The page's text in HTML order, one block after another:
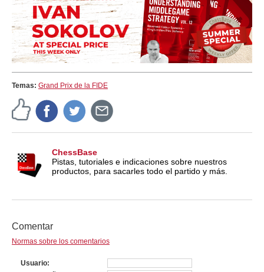
Temas: Grand Prix de la FIDE
ChessBase
Pistas, tutoriales e indicaciones sobre nuestros
productos, para sacarles todo el partido y más.
Comentar
Normas sobre los comentarios
Usuario